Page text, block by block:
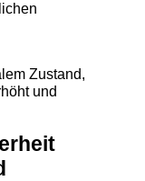
Zustand,
und